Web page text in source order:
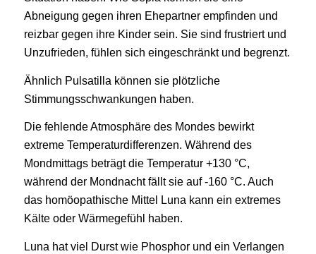
Abneigung gegen ihren Ehepartner empfinden und
reizbar gegen ihre Kinder sein. Sie sind frustriert und
Unzufrieden, fühlen sich eingeschränkt und begrenzt.
Ähnlich Pulsatilla können sie plötzliche
Stimmungsschwankungen haben.
Die fehlende Atmosphäredes Mondes bewirkt
extreme Temperaturdifferenzen. Während des
Mondmittags beträgt die Temperatur +130 °C,
während der Mondnacht fällt sie auf -160 °C. Auch
das homöopathische Mittel Luna kann ein extremes
Kälte oder Wärmegefühl haben.
Luna hat viel Durst wie Phosphor und ein Verlangen